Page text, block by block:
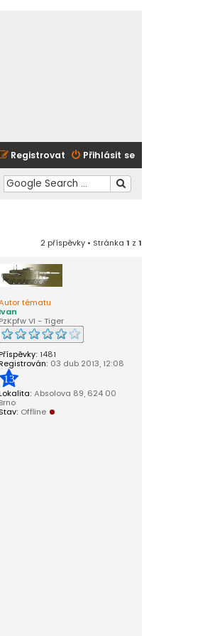
Přihlásit se
Registrovat
hledání
2 příspěvky • Stránka 1 z 1
tématu
Ivan
PzKpfw VI - Tiger
Příspěvky: 1481
Registrován: 03 dub 2013, 12:08
13
Lokalita: Absolova 89, 624 00
Brno
Stav: Offline